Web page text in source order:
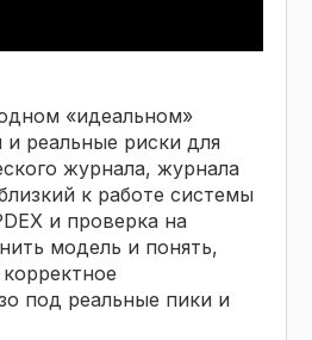
«идеальном»
реальные риски для
журнала, журнала
к работе системы
и проверка на
модель и понять,
под реальные пики и